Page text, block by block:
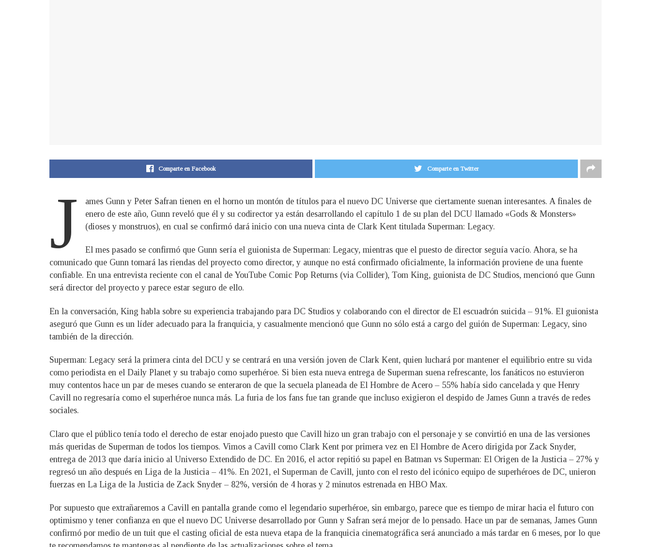
Comparte en Facebook Comparte en Twitter
J
ames Gunn y Peter Safran tienen en el horno un montón de títulos para el nuevo DC Universe que ciertamente suenan interesantes. A finales de
enero de este año, Gunn reveló que él y su codirector ya están desarrollando el capítulo 1 de su plan del DCU llamado «Gods & Monsters»
(dioses y monstruos), en cual se confirmó dará inicio con una nueva cinta de Clark Kent titulada Superman: Legacy.
El mes pasado se confirmó que Gunn sería el guionista de Superman: Legacy, mientras que el puesto de director seguía vacío. Ahora, se ha
comunicado que Gunn tomará las riendas del proyecto como director, y aunque no está confirmado oficialmente, la información proviene de una fuente
confiable. En una entrevista reciente con el canal de YouTube Comic Pop Returns (via Collider), Tom King, guionista de DC Studios, mencionó que Gunn
será director del proyecto y parece estar seguro de ello.
En la conversación, King habla sobre su experiencia trabajando para DC Studios y colaborando con el director de El escuadrón suicida – 91%. El guionista
aseguró que Gunn es un líder adecuado para la franquicia, y casualmente mencionó que Gunn no sólo está a cargo del guión de Superman: Legacy, sino
también de la dirección.
Superman: Legacy será la primera cinta del DCU y se centrará en una versión joven de Clark Kent, quien luchará por mantener el equilibrio entre su vida
como periodista en el Daily Planet y su trabajo como superhéroe. Si bien esta nueva entrega de Superman suena refrescante, los fanáticos no estuvieron
muy contentos hace un par de meses cuando se enteraron de que la secuela planeada de El Hombre de Acero – 55% había sido cancelada y que Henry
Cavill no regresaría como el superhéroe nunca más. La furia de los fans fue tan grande que incluso exigieron el despido de James Gunn a través de redes
sociales.
Claro que el público tenía todo el derecho de estar enojado puesto que Cavill hizo un gran trabajo con el personaje y se convirtió en una de las versiones
más queridas de Superman de todos los tiempos. Vimos a Cavill como Clark Kent por primera vez en El Hombre de Acero dirigida por Zack Snyder,
entrega de 2013 que daría inicio al Universo Extendido de DC. En 2016, el actor repitió su papel en Batman vs Superman: El Origen de la Justicia – 27% y
regresó un año después en Liga de la Justicia – 41%. En 2021, el Superman de Cavill, junto con el resto del icónico equipo de superhéroes de DC, unieron
fuerzas en La Liga de la Justicia de Zack Snyder – 82%, versión de 4 horas y 2 minutos estrenada en HBO Max.
Por supuesto que extrañaremos a Cavill en pantalla grande como el legendario superhéroe, sin embargo, parece que es tiempo de mirar hacia el futuro con
optimismo y tener confianza en que el nuevo DC Universe desarrollado por Gunn y Safran será mejor de lo pensado. Hace un par de semanas, James Gunn
confirmó por medio de un tuit que el casting oficial de esta nueva etapa de la franquicia cinematográfica será anunciado a más tardar en 6 meses, por lo que